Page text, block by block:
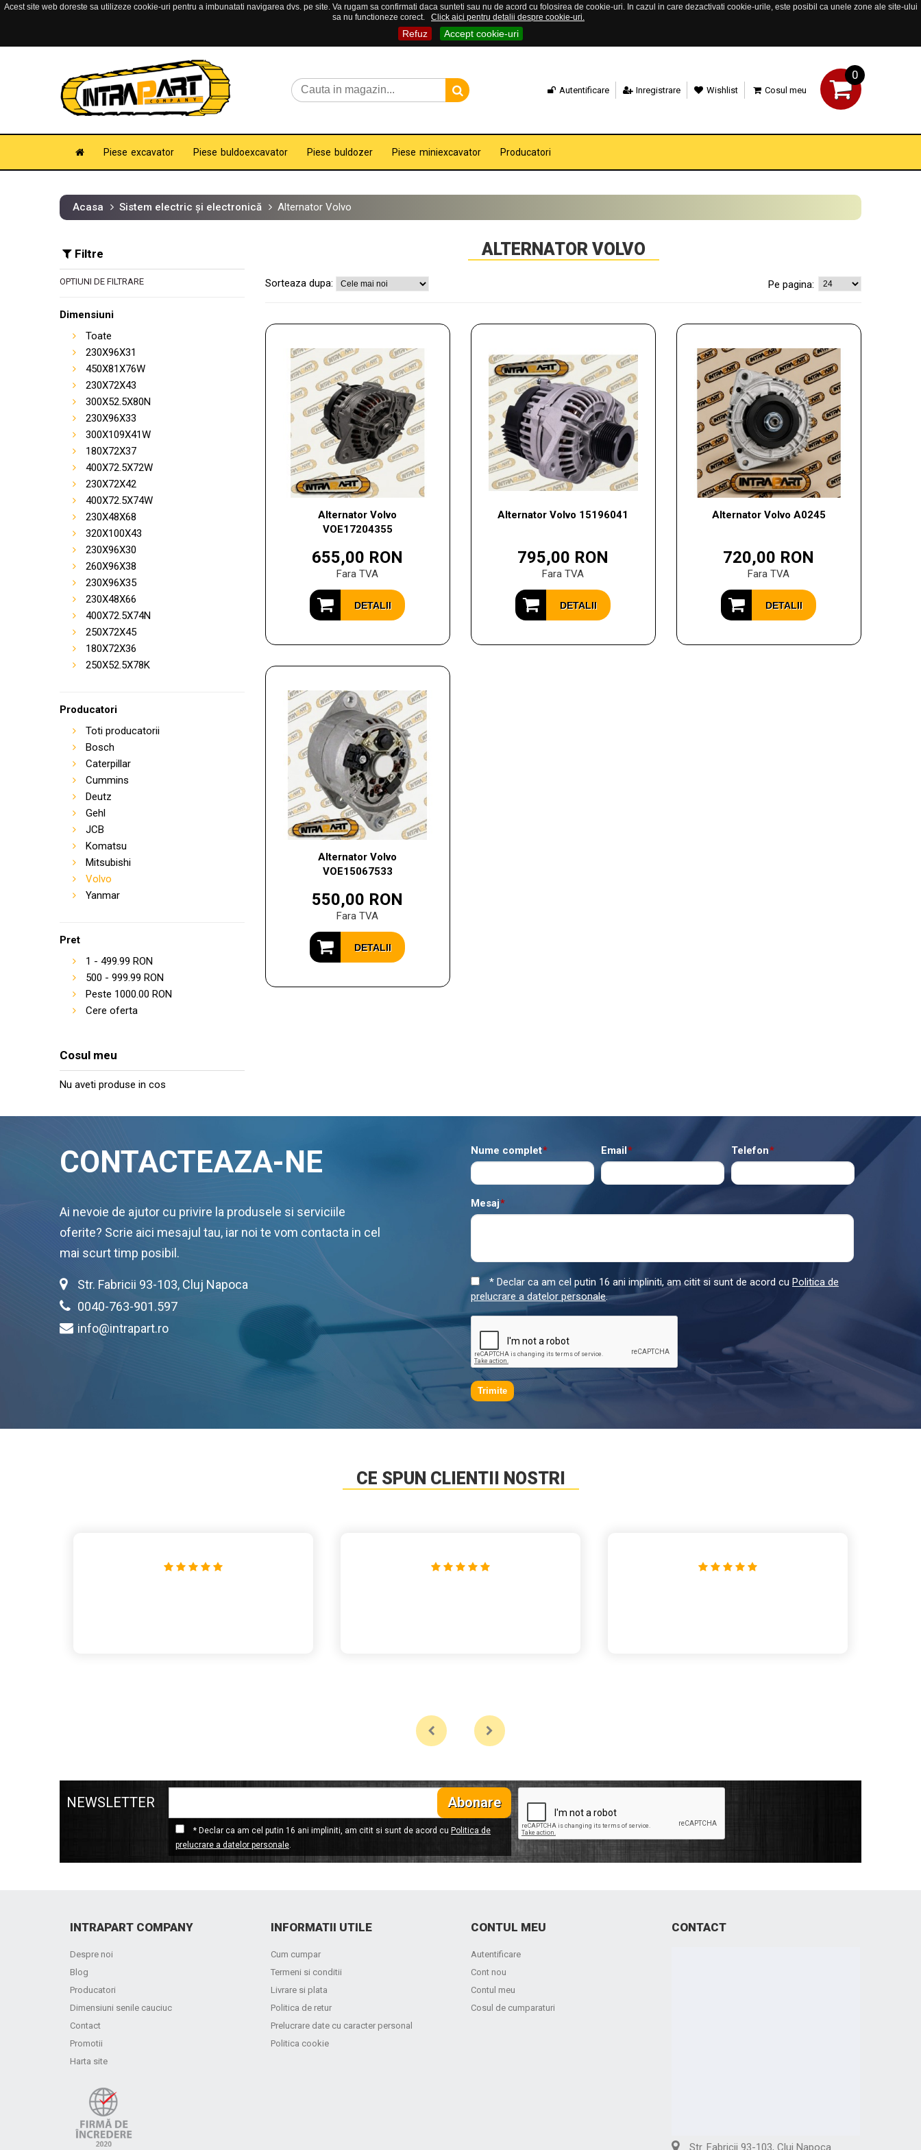
Acest site web doreste sa utilizeze cookie-uri pentru a imbunatati navigarea dvs. pe site. Va rugam sa confirmati daca sunteti sau nu de acord cu folosirea de cookie-uri. In cazul in care dezactivati cookie-urile, este posibil ca unele zone ale site-ului
sa nu functioneze corect.
Click aici pentru detalii despre cookie-uri.
Refuz Accept cookie-uri
0
Autentificare Inregistrare Wishlist Cosul meu
Piese excavator Piese buldoexcavator Piese buldozer Piese miniexcavator Producatori
Acasa Sistem electric și electronică Alternator Volvo
Filtre
OPTIUNI DE FILTRARE
Dimensiuni
Toate
230X96X31
450X81X76W
230X72X43
300X52.5X80N
230X96X33
300X109X41W
180X72X37
400X72.5X72W
230X72X42
400X72.5X74W
230X48X68
320X100X43
230X96X30
260X96X38
230X96X35
230X48X66
400X72.5X74N
250X72X45
180X72X36
250X52.5X78K
Producatori
Toti producatorii
Bosch
Caterpillar
Cummins
Deutz
Gehl
JCB
Komatsu
Mitsubishi
Volvo
Yanmar
Pret
1 - 499.99 RON
500 - 999.99 RON
Peste 1000.00 RON
Cere oferta
Cosul meu
Nu aveti produse in cos
ALTERNATOR VOLVO
Pe pagina:
Sorteaza dupa:
Alternator Volvo
VOE17204355
655,00 RON
Fara TVA
DETALII
Alternator Volvo 15196041
795,00 RON
Fara TVA
DETALII
Alternator Volvo A0245
720,00 RON
Fara TVA
DETALII
Alternator Volvo
VOE15067533
550,00 RON
Fara TVA
DETALII
CONTACTEAZA-NE
Ai nevoie de ajutor cu privire la produsele si serviciile
oferite? Scrie aici mesajul tau, iar noi te vom contacta in cel
mai scurt timp posibil.
Str. Fabricii 93-103, Cluj Napoca
0040-763-901.597
info@intrapart.ro
*
Nume complet *
Email *
Telefon
*
Mesaj
* Declar ca am cel putin 16 ani impliniti, am citit si sunt de acord cu Politica de
prelucrare a datelor personale.
Trimite
CE SPUN CLIENTII NOSTRI
NEWSLETTER Abonare
* Declar ca am cel putin 16 ani impliniti, am citit si sunt de acord cu Politica de
prelucrare a datelor personale.
INTRAPART COMPANY
Despre noi
Blog
Producatori
Dimensiuni senile cauciuc
Contact
Promotii
Harta site
INFORMATII UTILE
Cum cumpar
Termeni si conditii
Livrare si plata
Politica de retur
Prelucrare date cu caracter personal
Politica cookie
CONTUL MEU
Autentificare
Cont nou
Contul meu
Cosul de cumparaturi
CONTACT
Str. Fabricii 93-103, Cluj Napoca